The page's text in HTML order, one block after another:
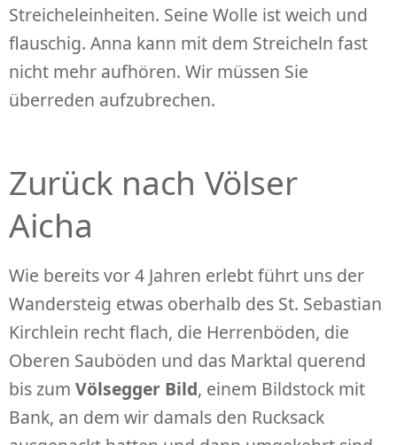
Streicheleinheiten. Seine Wolle ist weich und
flauschig. Anna kann mit dem Streicheln fast
nicht mehr aufhören. Wir müssen Sie
überreden aufzubrechen.
Zurück nach Völser
Aicha
Wie bereits vor 4 Jahren erlebt führt uns der
Wandersteig etwas oberhalb des St. Sebastian
Kirchlein recht flach, die Herrenböden, die
Oberen Sauböden und das Marktal querend
bis zum Völsegger Bild, einem Bildstock mit
Bank, an dem wir damals den Rucksack